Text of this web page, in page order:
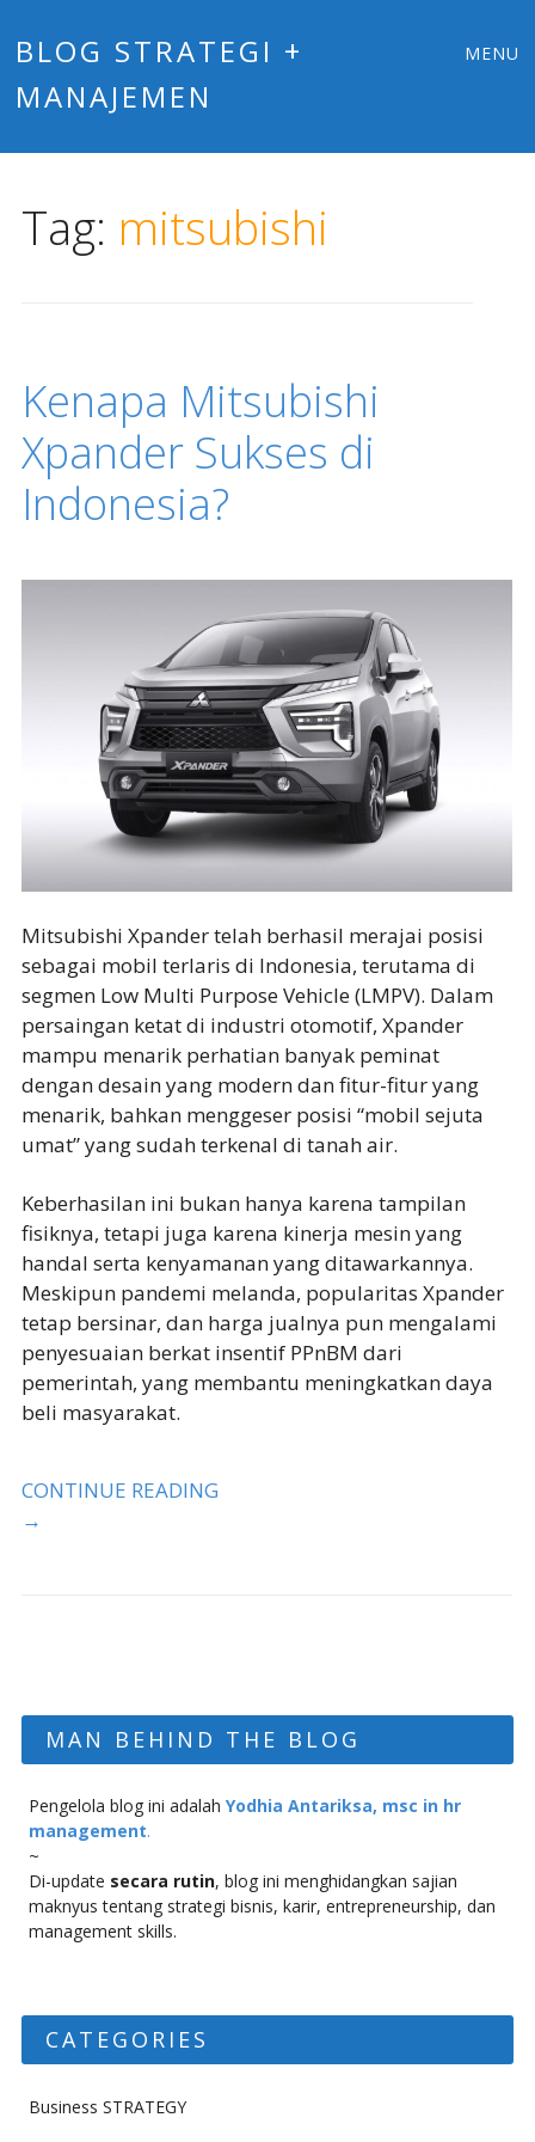
BLOG STRATEGI +
MANAJEMEN
MENU
Tag: mitsubishi
Kenapa Mitsubishi
Xpander Sukses di
Indonesia?
Mitsubishi Xpander telah berhasil merajai posisi
sebagai mobil terlaris di Indonesia, terutama di
segmen Low Multi Purpose Vehicle (LMPV). Dalam
persaingan ketat di industri otomotif, Xpander
mampu menarik perhatian banyak peminat
dengan desain yang modern dan fitur-fitur yang
menarik, bahkan menggeser posisi “mobil sejuta
umat” yang sudah terkenal di tanah air.
Keberhasilan ini bukan hanya karena tampilan
fisiknya, tetapi juga karena kinerja mesin yang
handal serta kenyamanan yang ditawarkannya.
Meskipun pandemi melanda, popularitas Xpander
tetap bersinar, dan harga jualnya pun mengalami
penyesuaian berkat insentif PPnBM dari
pemerintah, yang membantu meningkatkan daya
beli masyarakat.
CONTINUE READING
→
MAN BEHIND THE BLOG
Pengelola blog ini adalah Yodhia Antariksa, msc in hr
management.
~
Di-update secara rutin, blog ini menghidangkan sajian
maknyus tentang strategi bisnis, karir, entrepreneurship, dan
management skills.
CATEGORIES
Business STRATEGY